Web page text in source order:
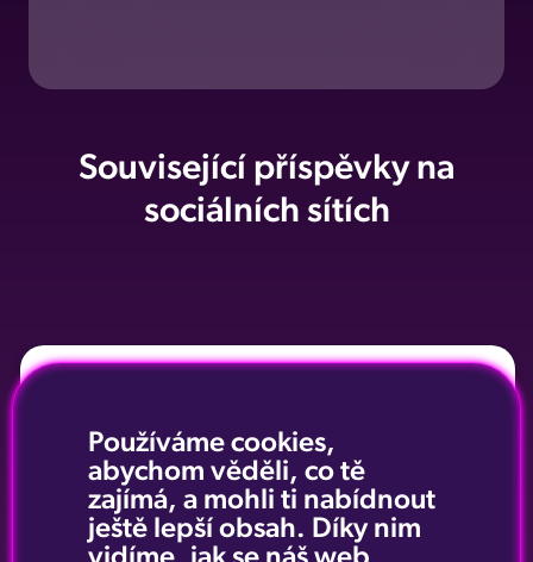
Související příspěvky na
sociálních sítích
Používáme cookies,
abychom věděli, co tě
zajímá, a mohli ti nabídnout
ještě lepší obsah. Díky nim